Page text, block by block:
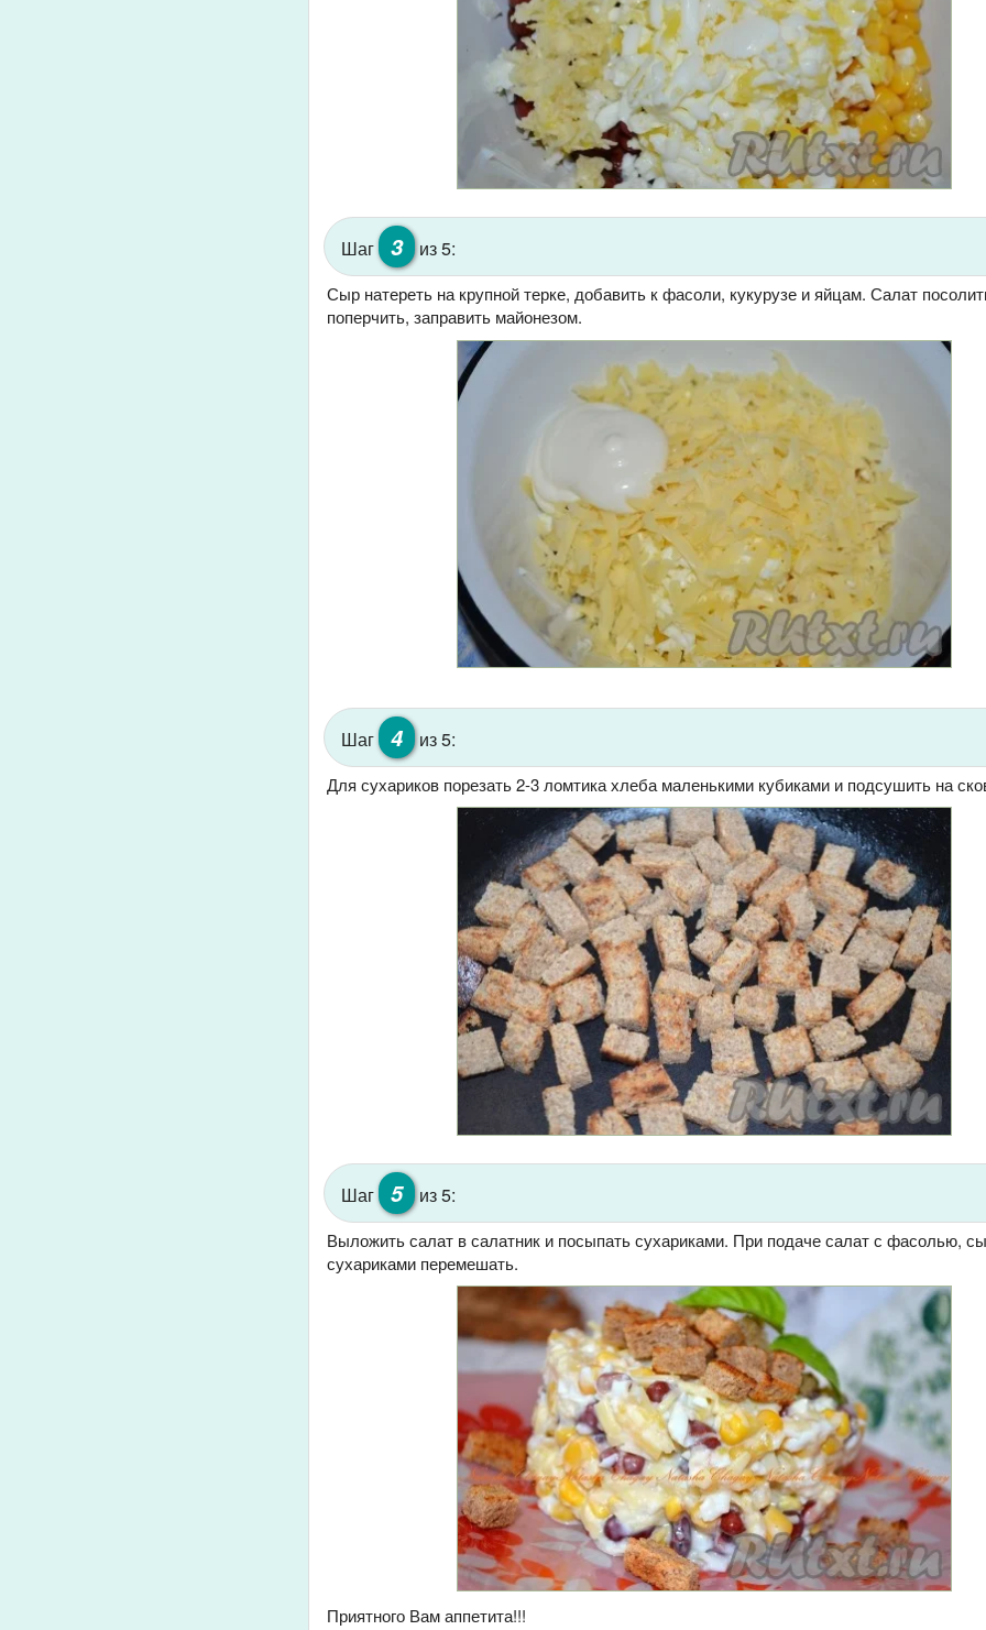
Шаг 3 из 5:
Сыр натереть на крупной терке, добавить к фасоли, кукурузе и яйцам. Салат
поперчить, заправить майонезом.
Шаг 4 из 5:
Для сухариков порезать 2-3 ломтика хлеба маленькими кубиками и подсушить на
Шаг 5 из 5:
Выложить салат в салатник и посыпать сухариками. При подаче салат с фасолью,
сухариками перемешать.
Приятного Вам аппетита!!!